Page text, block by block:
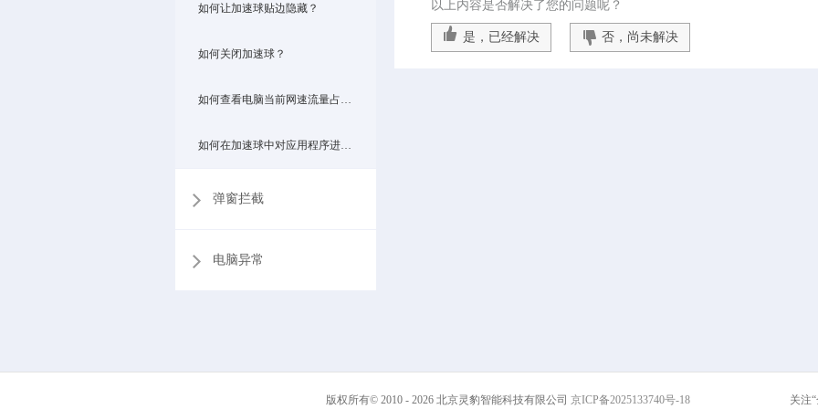
如何让加速球贴边隐藏？
如何关闭加速球？
如何查看电脑当前网速流量占用情况？
如何在加速球中对应用程序进行限速？
弹窗拦截
电脑异常
以上内容是否解决了您的问题呢？
是，已经解决 否，尚未解决
版权所有© 2010 - 2026 北京灵豹智能科技有限公司 京ICP备2025133740号-18 关注